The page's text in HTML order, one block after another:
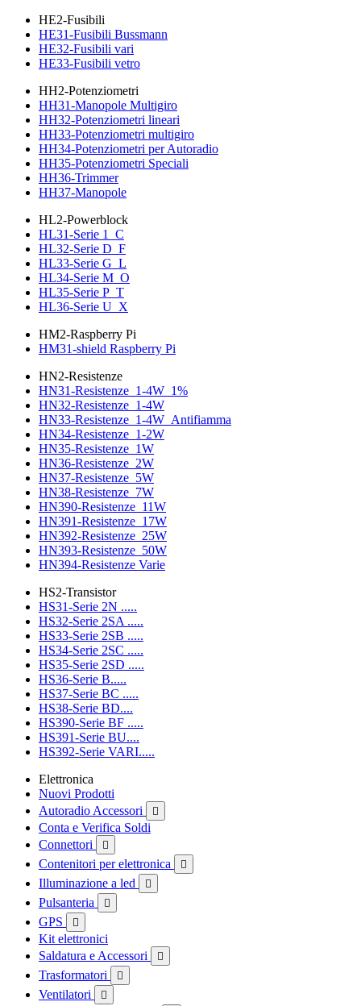
HE2-Fusibili
HE31-Fusibili Bussmann
HE32-Fusibili vari
HE33-Fusibili vetro
HH2-Potenziometri
HH31-Manopole Multigiro
HH32-Potenziometri lineari
HH33-Potenziometri multigiro
HH34-Potenziometri per Autoradio
HH35-Potenziometri Speciali
HH36-Trimmer
HH37-Manopole
HL2-Powerblock
HL31-Serie 1_C
HL32-Serie D_F
HL33-Serie G_L
HL34-Serie M_O
HL35-Serie P_T
HL36-Serie U_X
HM2-Raspberry Pi
HM31-shield Raspberry Pi
HN2-Resistenze
HN31-Resistenze_1-4W_1%
HN32-Resistenze_1-4W
HN33-Resistenze_1-4W_Antifiamma
HN34-Resistenze_1-2W
HN35-Resistenze_1W
HN36-Resistenze_2W
HN37-Resistenze_5W
HN38-Resistenze_7W
HN390-Resistenze_11W
HN391-Resistenze_17W
HN392-Resistenze_25W
HN393-Resistenze_50W
HN394-Resistenze Varie
HS2-Transistor
HS31-Serie 2N .....
HS32-Serie 2SA .....
HS33-Serie 2SB .....
HS34-Serie 2SC .....
HS35-Serie 2SD .....
HS36-Serie B.....
HS37-Serie BC .....
HS38-Serie BD....
HS390-Serie BF .....
HS391-Serie BU....
HS392-Serie VARI.....
Elettronica
Nuovi Prodotti
Autoradio Accessori

Conta e Verifica Soldi
Connettori

Contenitori per elettronica 
Illuminazione a led 
Pulsanteria 
GPS 
Kit elettronici
Saldatura e Accessori

Trasformatori 
Ventilatori 